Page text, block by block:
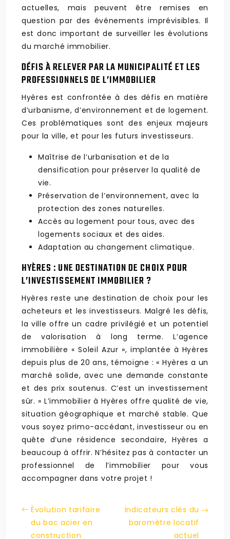
actuelles, mais peuvent être remises en
question par des événements imprévisibles. Il
est donc important de surveiller les évolutions
du marché immobilier.
DÉFIS À RELEVER PAR LA MUNICIPALITÉ ET LES
PROFESSIONNELS DE L’IMMOBILIER
Hyères est confrontée à des défis en matière
d’urbanisme, d’environnement et de logement.
Ces problématiques sont des enjeux majeurs
pour la ville, et pour les futurs investisseurs.
Maîtrise de l’urbanisation et de la
densification pour préserver la qualité de
vie.
Préservation de l’environnement, avec la
protection des zones naturelles.
Accès au logement pour tous, avec des
logements sociaux et des aides.
Adaptation au changement climatique.
HYÈRES : UNE DESTINATION DE CHOIX POUR
L’INVESTISSEMENT IMMOBILIER ?
Hyères reste une destination de choix pour les
acheteurs et les investisseurs. Malgré les défis,
la ville offre un cadre privilégié et un potentiel
de valorisation à long terme. L’agence
immobilière « Soleil Azur », implantée à Hyères
depuis plus de 20 ans, témoigne : « Hyères a un
marché solide, avec une demande constante
et des prix soutenus. C’est un investissement
sûr. » L’immobilier à Hyères offre qualité de vie,
situation géographique et marché stable. Que
vous soyez primo-accédant, investisseur ou en
quête d’une résidence secondaire, Hyères a
beaucoup à offrir. N’hésitez pas à contacter un
professionnel de l’immobilier pour vous
accompagner dans votre projet !
Évolution tarifaire
du bac acier en
construction
Indicateurs clés du
baromètre locatif
actuel